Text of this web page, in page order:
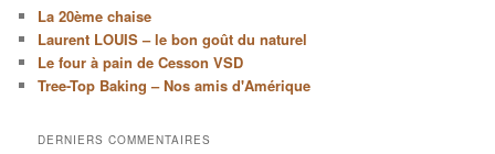
La 20ème chaise
Laurent LOUIS – le bon goût du naturel
Le four à pain de Cesson VSD
Tree-Top Baking – Nos amis d'Amérique
DERNIERS COMMENTAIRES